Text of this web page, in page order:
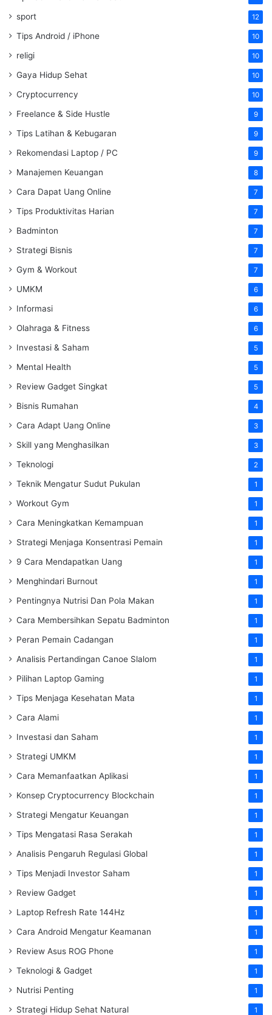
sport 12
Tips Android / iPhone 10
religi 10
Gaya Hidup Sehat 10
Cryptocurrency 10
Freelance & Side Hustle 9
Tips Latihan & Kebugaran 9
Rekomendasi Laptop / PC 9
Manajemen Keuangan 8
Cara Dapat Uang Online 7
Tips Produktivitas Harian 7
Badminton 7
Strategi Bisnis 7
Gym & Workout 7
UMKM 6
Informasi 6
Olahraga & Fitness 6
Investasi & Saham 5
Mental Health 5
Review Gadget Singkat 5
Bisnis Rumahan 4
Cara Adapt Uang Online 3
Skill yang Menghasilkan 3
Teknologi 2
Teknik Mengatur Sudut Pukulan 1
Workout Gym 1
Cara Meningkatkan Kemampuan 1
Strategi Menjaga Konsentrasi Pemain 1
9 Cara Mendapatkan Uang 1
Menghindari Burnout 1
Pentingnya Nutrisi Dan Pola Makan 1
Cara Membersihkan Sepatu Badminton 1
Peran Pemain Cadangan 1
Analisis Pertandingan Canoe Slalom 1
Pilihan Laptop Gaming 1
Tips Menjaga Kesehatan Mata 1
Cara Alami 1
Investasi dan Saham 1
Strategi UMKM 1
Cara Memanfaatkan Aplikasi 1
Konsep Cryptocurrency Blockchain 1
Strategi Mengatur Keuangan 1
Tips Mengatasi Rasa Serakah 1
Analisis Pengaruh Regulasi Global 1
Tips Menjadi Investor Saham 1
Review Gadget 1
Laptop Refresh Rate 144Hz 1
Cara Android Mengatur Keamanan 1
Review Asus ROG Phone 1
Teknologi & Gadget 1
Nutrisi Penting 1
Strategi Hidup Sehat Natural 1